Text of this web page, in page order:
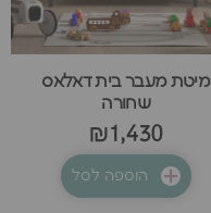
מיטת מעבר בית דאלאס
שחורה
₪1,430
הוספה לסל